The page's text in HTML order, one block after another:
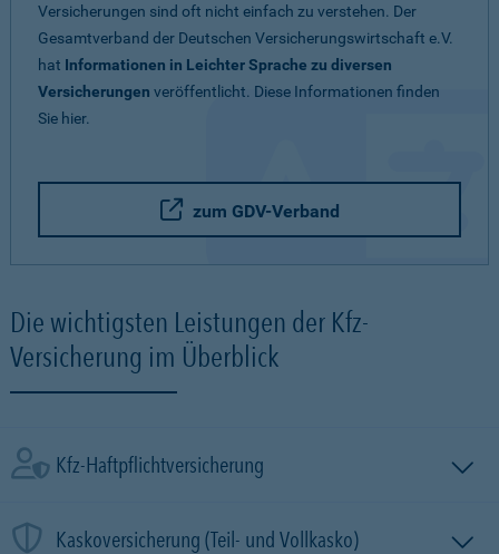
Versicherungen sind oft nicht einfach zu verstehen. Der
Gesamtverband der Deutschen Versicherungswirtschaft e.V.
hat Informationen in Leichter Sprache zu diversen
Versicherungen veröffentlicht. Diese Informationen finden
Sie hier.
zum GDV-Verband
Die wichtigsten Leistungen der Kfz-
Versicherung im Überblick
Kfz-Haftpflichtversicherung
Kaskoversicherung (Teil- und Vollkasko)